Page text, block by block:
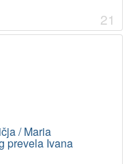
21
/ Maria
prevela Ivana